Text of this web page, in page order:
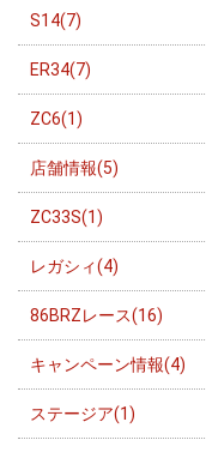
S14(7)
ER34(7)
ZC6(1)
店舗情報(5)
ZC33S(1)
レガシィ(4)
86BRZレース(16)
キャンペーン情報(4)
ステージア(1)